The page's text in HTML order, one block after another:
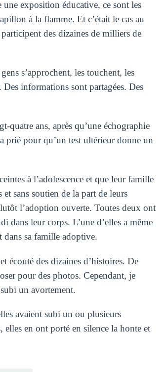
exposition éducative, ce sont les
à la flamme. Et c’était le cas au
des dizaines de milliers de
s’approchent, les touchent, les
informations sont partagées. Des
quatre ans, après qu’une échographie
prié pour qu’un test ultérieur donne un
à l’adolescence et que leur famille
et sans soutien de la part de leurs
l’adoption ouverte. Toutes deux ont
dans leur corps. L’une d’elles a même
sa famille adoptive.
écouté des dizaines d’histoires. De
pour des photos. Cependant, je
un avortement.
avaient subi un ou plusieurs
elles en ont porté en silence la honte et